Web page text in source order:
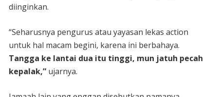
diinginkan.
“Seharusnya pengurus atau yayasan lekas action
untuk hal macam begini, karena ini berbahaya.
Tangga ke lantai dua itu tinggi, mun jatuh pecah
kepalak,”ujarnya.